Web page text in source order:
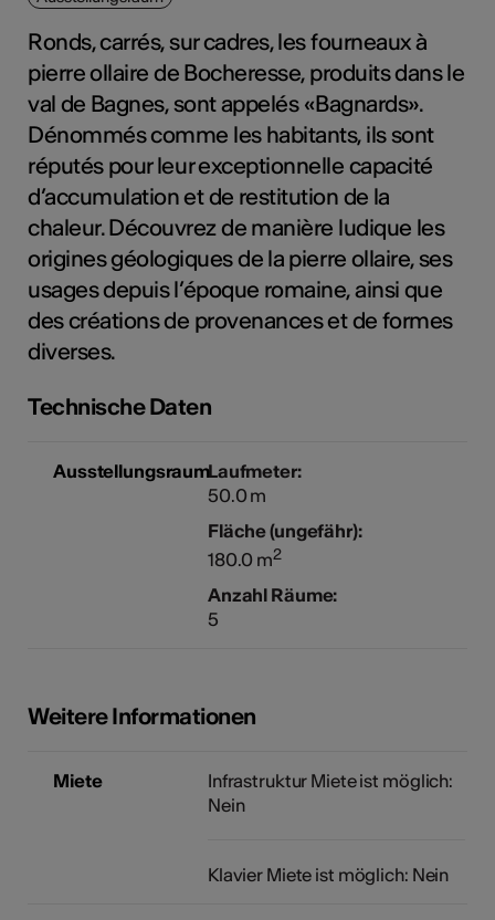
Ronds, carrés, sur cadres, les fourneaux à
pierre ollaire de Bocheresse, produits dans le
val de Bagnes, sont appelés «Bagnards».
Dénommés comme les habitants, ils sont
réputés pour leur exceptionnelle capacité
d’accumulation et de restitution de la
chaleur. Découvrez de manière ludique les
origines géologiques de la pierre ollaire, ses
usages depuis l’époque romaine, ainsi que
des créations de provenances et de formes
diverses.
Technische Daten
AusstellungsraumLaufmeter:
50.0 m
Fläche (ungefähr):
180.0 m2
Anzahl Räume:
5
Weitere Informationen
Miete
Infrastruktur Miete ist möglich:
Nein
Klavier Miete ist möglich: Nein